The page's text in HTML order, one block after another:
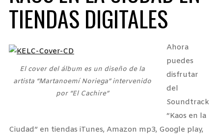
TIENDAS DIGITALES
El cover del álbum es un diseño de la
artista “Martanoemí Noriega” intervenido
por “El Cachire”
Ahora
puedes
disfrutar
del
Soundtrack
“Kaos en la
Ciudad” en tiendas iTunes, Amazon mp3, Google play,